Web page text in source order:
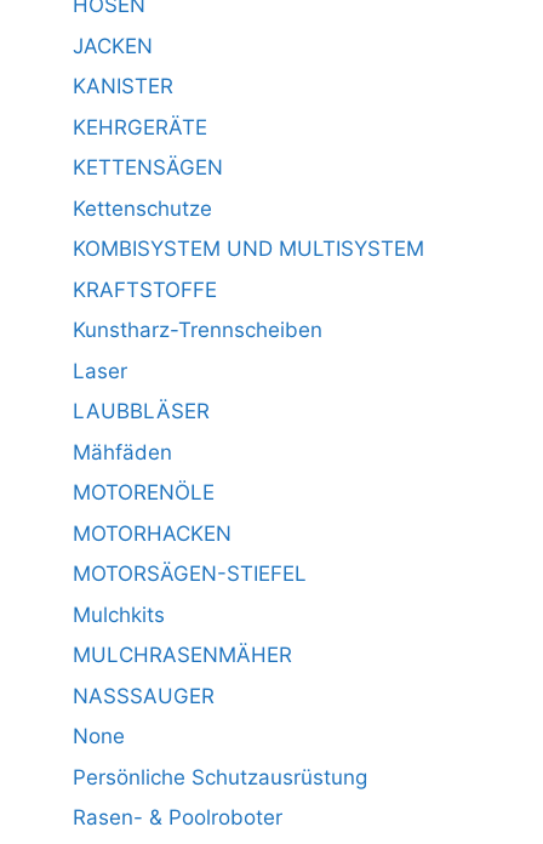
HOSEN
JACKEN
KANISTER
KEHRGERÄTE
KETTENSÄGEN
Kettenschutze
KOMBISYSTEM UND MULTISYSTEM
KRAFTSTOFFE
Kunstharz-Trennscheiben
Laser
LAUBBLÄSER
Mähfäden
MOTORENÖLE
MOTORHACKEN
MOTORSÄGEN-STIEFEL
Mulchkits
MULCHRASENMÄHER
NASSSAUGER
None
Persönliche Schutzausrüstung
Rasen- & Poolroboter